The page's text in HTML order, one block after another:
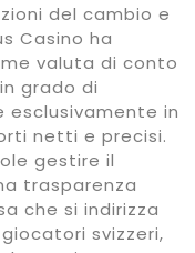
del cambio e
Casino ha
valuta di conto
grado di
esclusivamente in
netti e precisi.
gestire il
trasparenza
che si indirizza
svizzeri,